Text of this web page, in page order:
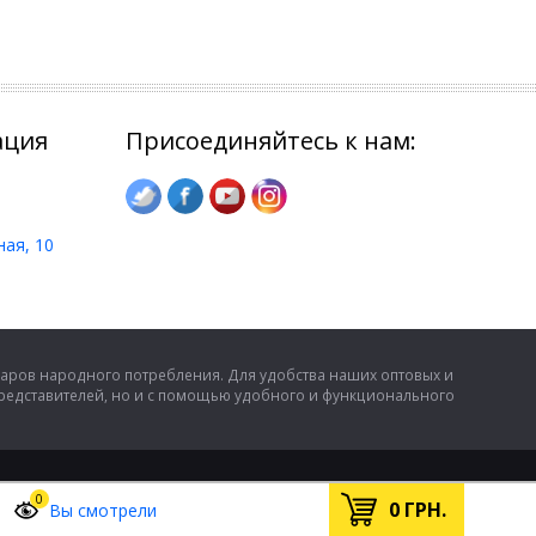
0 Вы смотрели 0 ГРН.
10
Присоединяйтесь к нам:
народного потребления. Для удобства наших оптовых и
но и с помощью удобного и функционального